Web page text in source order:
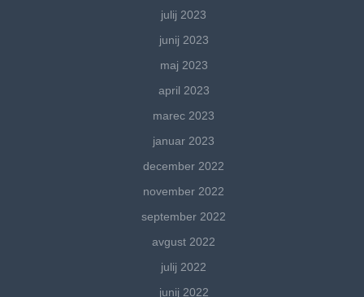
julij 2023
junij 2023
maj 2023
april 2023
marec 2023
januar 2023
december 2022
november 2022
september 2022
avgust 2022
julij 2022
junij 2022